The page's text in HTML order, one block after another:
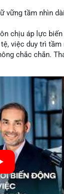
vững tầm nhìn
chịu áp lực
việc duy trì
chắc chắn.
đã định.
hội khi thị trường